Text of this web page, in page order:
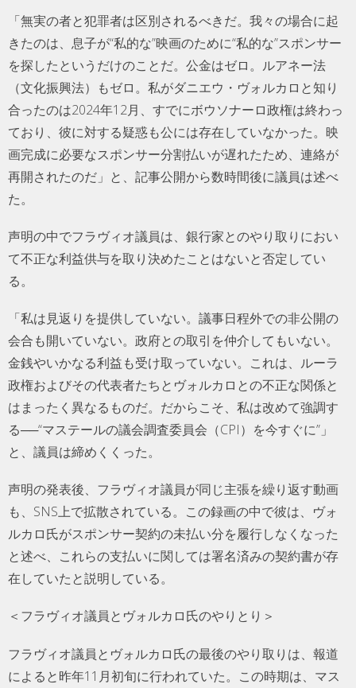
「無実の者と犯罪者は区別されるべきだ。我々の場合に起
きたのは、息子が“私的な”映画のために“私的な”スポンサー
を探したというだけのことだ。公金はゼロ。ルアネー法
（文化振興法）もゼロ。私がダニエウ・ヴォルカロと知り
合ったのは2024年12月、すでにボウソナーロ政権は終わっ
ており、彼に対する疑惑も公には存在していなかった。映
画完成に必要なスポンサー分割払いが遅れたため、連絡が
再開されたのだ」と、記事公開から数時間後に議員は述べ
た。
声明の中でフラヴィオ議員は、銀行家とのやり取りにおい
て不正な利益供与を取り決めたことはないと否定してい
る。
「私は見返りを提供していない。議事日程外での非公開の
会合も開いていない。政府との取引を仲介してもいない。
金銭やいかなる利益も受け取っていない。これは、ルーラ
政権およびその代表者たちとヴォルカロとの不正な関係と
はまったく異なるものだ。だからこそ、私は改めて強調す
る──“マステールの議会調査委員会（CPI）を今すぐに”」
と、議員は締めくくった。
声明の発表後、フラヴィオ議員が同じ主張を繰り返す動画
も、SNS上で拡散されている。この録画の中で彼は、ヴォ
ルカロ氏がスポンサー契約の未払い分を履行しなくなった
と述べ、これらの支払いに関しては署名済みの契約書が存
在していたと説明している。
＜フラヴィオ議員とヴォルカロ氏のやりとり＞
フラヴィオ議員とヴォルカロ氏の最後のやり取りは、報道
によると昨年11月初旬に行われていた。この時期は、マス